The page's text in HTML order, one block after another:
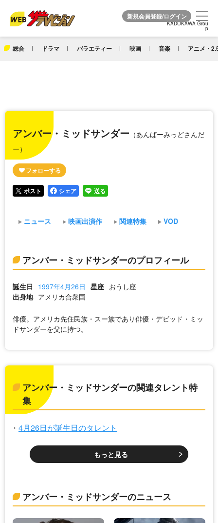
KADOKAWA Grou
p
総合 ドラマ バラエティー 映画 音楽 アニメ・
KADOKAWA Grou
p
アンバー・ミッドサンダー （あんばーみっどさんだ
ー）
ポスト シェア 送る
ニュース 映画出演作 関連特集 VOD
アンバー・ミッドサンダーのプロフィール
誕生日 1997年4月26日 星座 おうし座
出身地 アメリカ合衆国
俳優。アメリカ先住民族・スー族であり俳優・デビッド・ミッ
ドサンダーを父に持つ。
アンバー・ミッドサンダーの関連タレント特
集
4月26日が誕生日のタレント
もっと見る
アンバー・ミッドサンダーのニュース